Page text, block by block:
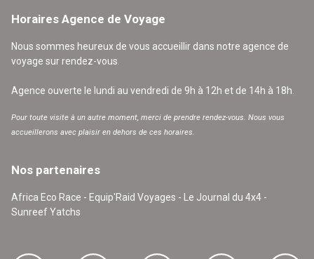
Horaires Agence de Voyage
Nous sommes heureux de vous accueillir dans notre agence de
voyage sur rendez-vous.
Agence ouverte le lundi au vendredi de 9h à 12h et de 14h à 18h.
Pour toute visite à un autre moment, merci de prendre rendez-vous. Nous vous
accueillerons avec plaisir en dehors de ces horaires.
Nos partenaires
Africa Eco Race - Equip'Raid Voyages - Le Journal du 4x4 -
Sunreef Yatchs